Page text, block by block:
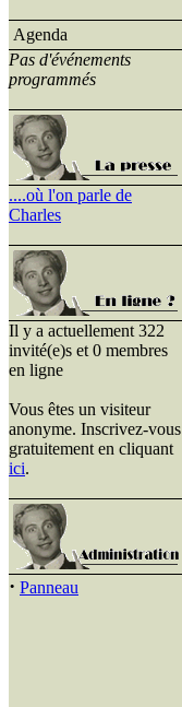
Agenda
Pas d'événements
programmés
....où l'on parle de
Charles
Il y a actuellement 322
invité(e)s et 0 membres
en ligne
Vous êtes un visiteur
anonyme. Inscrivez-vous
gratuitement en cliquant
ici.
· Panneau